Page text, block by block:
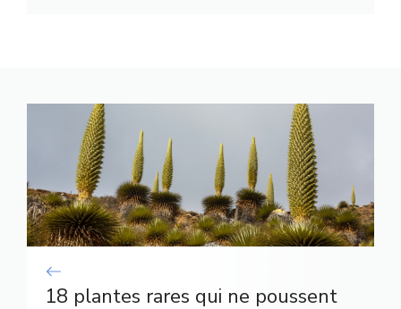
18 plantes rares qui ne poussent